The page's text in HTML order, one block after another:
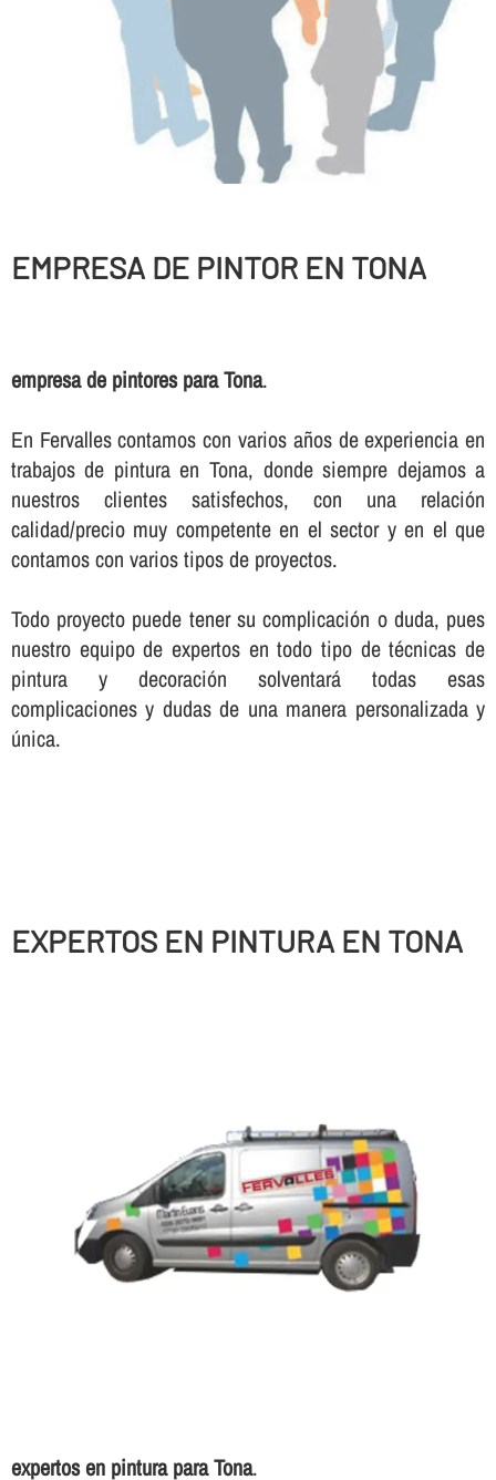
EMPRESA DE PINTOR EN TONA
empresa de pintores para Tona.
En Fervalles contamos con varios años de experiencia en
trabajos de pintura en Tona, donde siempre dejamos a
nuestros clientes satisfechos, con una relación
calidad/precio muy competente en el sector y en el que
contamos con varios tipos de proyectos.
Todo proyecto puede tener su complicación o duda, pues
nuestro equipo de expertos en todo tipo de técnicas de
pintura y decoración solventará todas esas
complicaciones y dudas de una manera personalizada y
única.
EXPERTOS EN PINTURA EN TONA
expertos en pintura para Tona.